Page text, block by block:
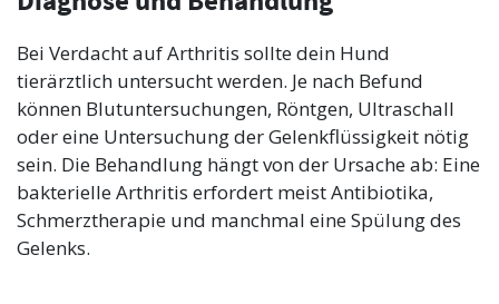
Bei Verdacht auf Arthritis sollte dein Hund
tierärztlich untersucht werden. Je nach Befund
können Blutuntersuchungen, Röntgen, Ultraschall
oder eine Untersuchung der Gelenkflüssigkeit nötig
sein. Die Behandlung hängt von der Ursache ab: Eine
bakterielle Arthritis erfordert meist Antibiotika,
Schmerztherapie und manchmal eine Spülung des
Gelenks.